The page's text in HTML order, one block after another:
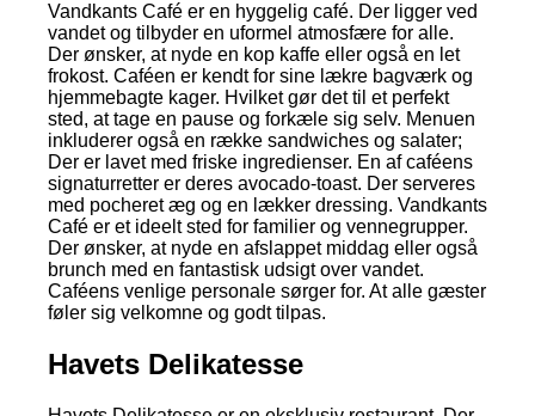
Vandkants Café er en hyggelig café. Der ligger ved
vandet og tilbyder en uformel atmosfære for alle.
Der ønsker, at nyde en kop kaffe eller også en let
frokost. Caféen er kendt for sine lækre bagværk og
hjemmebagte kager. Hvilket gør det til et perfekt
sted, at tage en pause og forkæle sig selv. Menuen
inkluderer også en række sandwiches og salater;
Der er lavet med friske ingredienser. En af caféens
signaturretter er deres avocado-toast. Der serveres
med pocheret æg og en lækker dressing. Vandkants
Café er et ideelt sted for familier og vennegrupper.
Der ønsker, at nyde en afslappet middag eller også
brunch med en fantastisk udsigt over vandet.
Caféens venlige personale sørger for. At alle gæster
føler sig velkomne og godt tilpas.
Havets Delikatesse